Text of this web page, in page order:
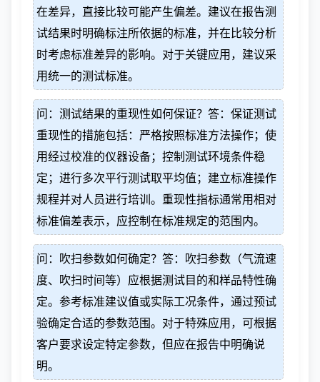
在差异，直接比较可能产生偏差。建议在报告测
试结果时明确标注所依据的标准，并在比较分析
时考虑标准差异的影响。对于关键应用，建议采
用统一的测试标准。
问：测试结果的重现性如何保证？答：保证测试
重现性的措施包括：严格按照标准方法操作；使
用经过校准的仪器设备；控制测试环境条件稳
定；进行多次平行测试取平均值；建立标准操作
规程并对人员进行培训。重现性指标通常用相对
标准偏差表示，应控制在标准规定的范围内。
问：吹扫参数如何确定？答：吹扫参数（气流速
度、吹扫时间等）应根据测试目的和样品特性确
定。参考标准建议值或实际工况条件，通过预试
验确定合适的参数范围。对于特殊应用，可根据
客户要求设定特定参数，但应在报告中明确说
明。